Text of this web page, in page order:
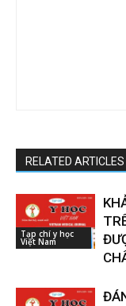
RELATED ARTICLES
Tạp chí y học
Việt Nam